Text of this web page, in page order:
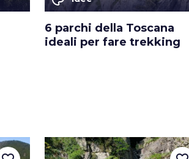
6 parchi della Toscana
ideali per fare trekking